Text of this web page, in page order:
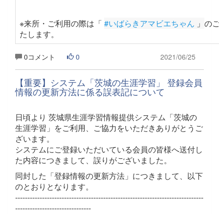
※来所・ご利用の際は「 #いばらきアマビエちゃん 」 の
たします。
0コメント 0 2021/06/25
【重要】システム「茨城の生涯学習」 登録会員
情報の更新方法に係る誤表記について
日頃より 茨城県生涯学習情報提供システム「茨城の
生涯学習」をご利用、ご協力をいただきありがとうご
ざいます。
システムにご登録いただいている会員の皆様へ送付し
た内容につきまして、誤りがございました。
同封した「登録情報の更新方法」につきまして、以下
のとおりとなります。
-----------------------------------------------------------------------------
-------------------------------